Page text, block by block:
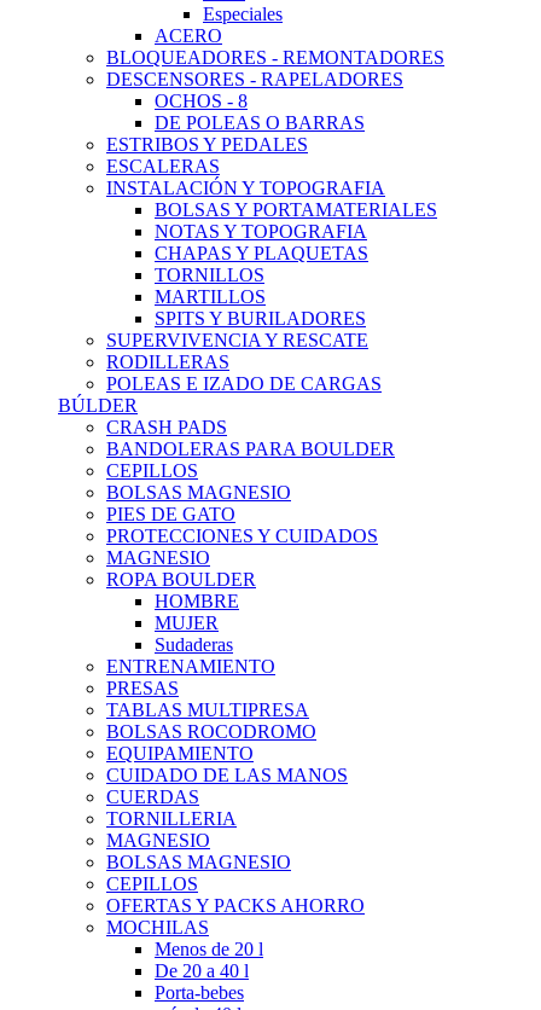
Especiales
ACERO
BLOQUEADORES - REMONTADORES
DESCENSORES - RAPELADORES
OCHOS - 8
DE POLEAS O BARRAS
ESTRIBOS Y PEDALES
ESCALERAS
INSTALACIÓN Y TOPOGRAFIA
BOLSAS Y PORTAMATERIALES
NOTAS Y TOPOGRAFIA
CHAPAS Y PLAQUETAS
TORNILLOS
MARTILLOS
SPITS Y BURILADORES
SUPERVIVENCIA Y RESCATE
RODILLERAS
POLEAS E IZADO DE CARGAS
BÚLDER
CRASH PADS
BANDOLERAS PARA BOULDER
CEPILLOS
BOLSAS MAGNESIO
PIES DE GATO
PROTECCIONES Y CUIDADOS
MAGNESIO
ROPA BOULDER
HOMBRE
MUJER
Sudaderas
ENTRENAMIENTO
PRESAS
TABLAS MULTIPRESA
BOLSAS ROCODROMO
EQUIPAMIENTO
CUIDADO DE LAS MANOS
CUERDAS
TORNILLERIA
MAGNESIO
BOLSAS MAGNESIO
CEPILLOS
OFERTAS Y PACKS AHORRO
MOCHILAS
Menos de 20 l
De 20 a 40 l
Porta-bebes